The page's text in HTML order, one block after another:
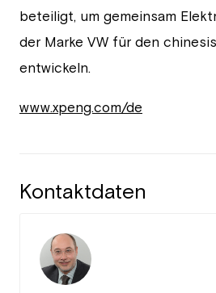
beteiligt, um gemeinsam
der Marke VW für den
entwickeln.
www.xpeng.com/de
Kontaktdaten